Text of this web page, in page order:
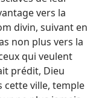
vers la
divin, suivant en
non plus vers la
qui veulent
prédit, Dieu
cette ville, temple